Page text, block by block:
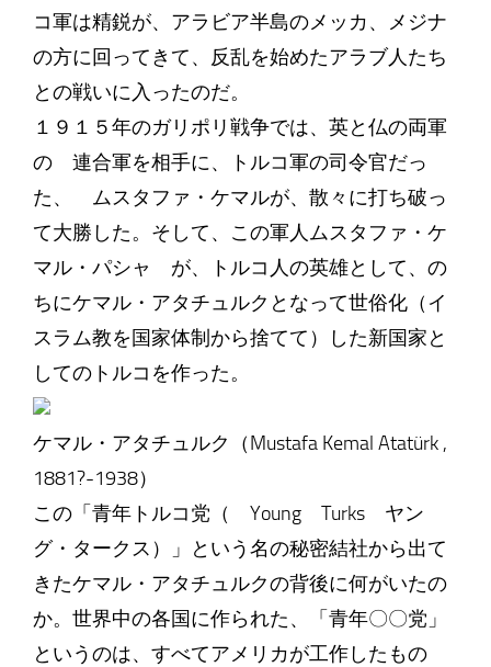
コ軍は精鋭が、アラビア半島のメッカ、メジナ
の方に回ってきて、反乱を始めたアラブ人たち
との戦いに入ったのだ。
１９１５年のガリポリ戦争では、英と仏の両軍
の 連合軍を相手に、トルコ軍の司令官だっ
た、 ムスタファ・ケマルが、散々に打ち破っ
て大勝した。そして、この軍人ムスタファ・ケ
マル・パシャ が、トルコ人の英雄として、の
ちにケマル・アタチュルクとなって世俗化（イ
スラム教を国家体制から捨てて）した新国家と
してのトルコを作った。
ケマル・アタチュルク（Mustafa Kemal Atatürk ,
1881?-1938）
この「青年トルコ党（ Young Turks ヤン
グ・タークス）」という名の秘密結社から出て
きたケマル・アタチュルクの背後に何がいたの
か。世界中の各国に作られた、「青年〇〇党」
というのは、すべてアメリカが工作したもの